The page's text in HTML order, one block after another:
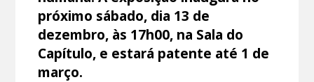
próximo sábado, dia 13 de
dezembro, às 17h00, na Sala do
Capítulo, e estará patente até 1 de
março.